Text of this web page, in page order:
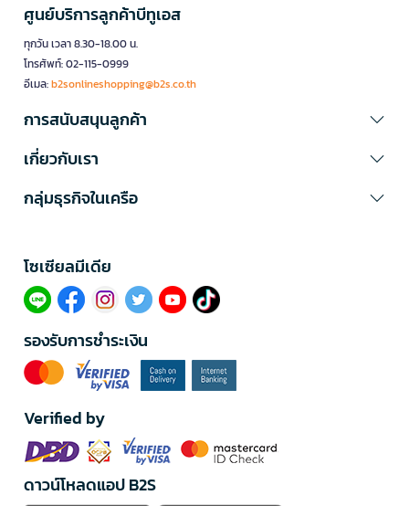
ศูนย์บริการลูกค้าบีทูเอส
ทุกวัน เวลา 8.30-18.00 น.
โทรศัพท์: 02-115-0999
อีเมล:b2sonlineshopping@b2s.co.th
การสนับสนุนลูกค้า
เกี่ยวกับเรา
กลุ่มธุรกิจในเครือ
โซเซียลมีเดีย​
รองรับการชำระเงิน
Verified by
ดาวน์โหลดแอป B2S